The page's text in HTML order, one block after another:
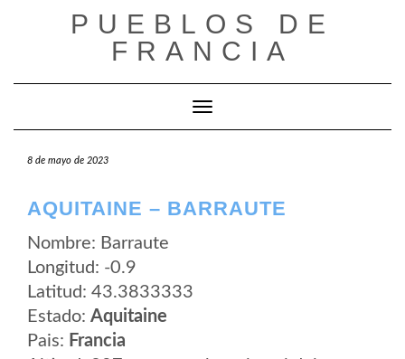
PUEBLOS DE
FRANCIA
Cambiar modo de navegación
8 de mayo de 2023
AQUITAINE – BARRAUTE
Nombre: Barraute
Longitud: -0.9
Latitud: 43.3833333
Estado: Aquitaine
Pais: Francia